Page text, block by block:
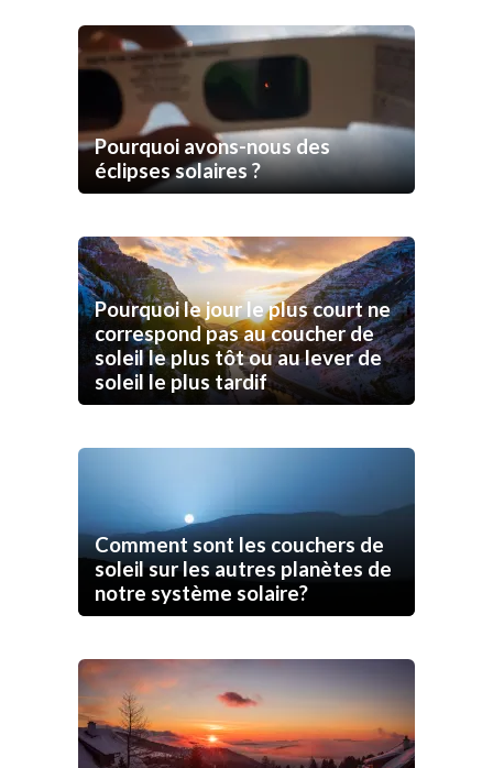
Pourquoi avons-nous des
éclipses solaires ?
Pourquoi le jour le plus court ne
correspond pas au coucher de
soleil le plus tôt ou au lever de
soleil le plus tardif
Comment sont les couchers de
soleil sur les autres planètes de
notre système solaire?